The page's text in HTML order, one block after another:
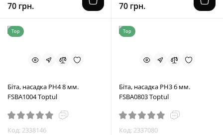
70 грн. 70 грн.
Top
Біта, насадка PH4 8 мм.
FSBA1004 Toptul
Код: 2338146
Top
Біта, насадка PH3 6 мм.
FSBA0803 Toptul
Код: 2337080